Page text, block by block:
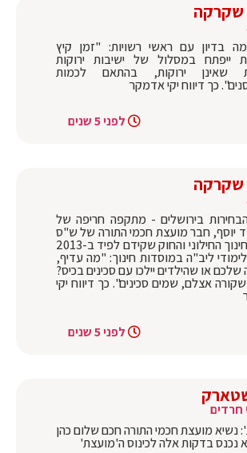
שקרקה
בדיון עם ראשי רשויות: "זמן קיץ
ייפתח במסלול של ישיבות ירוקות
שאינן ירוקות, בהתאם לכמות
כך דיווח יקי אדמקר
לפני 5 שנים
שקרקה
בירושלים - מתקפה חריפה של
יוסף, חבר מועצת חכמי התורה של ש"ס
- על החינוך החילוני והחוק שקידם לפיד ב-2013
ליב"ה במוסדות חינוך: "מה עדיף,
או שהילדים יילכו עם סכינים בכיס?
אצלם, שמים סכינים". כך דיווח יקי
לפני 5 שנים
שטארק
חרדים
נשיא מועצת חכמי התורה חכם שלום כהן
נכנס בדקות אלה לכינוס ה'מועצת'